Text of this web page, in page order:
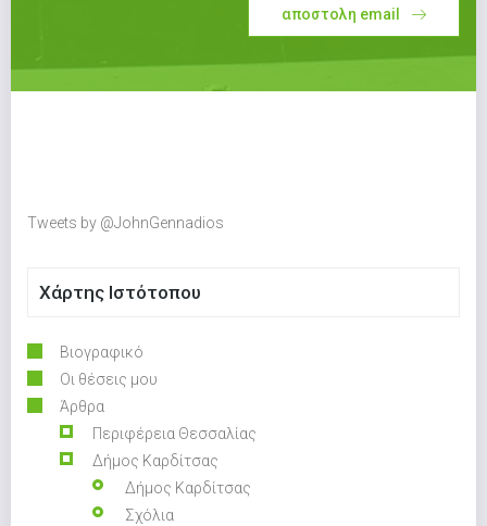
αποστολη email
Tweets by @JohnGennadios
Χάρτης Ιστότοπου
Βιογραφικό
Οι θέσεις μου
Άρθρα
Περιφέρεια Θεσσαλίας
Δήμος Καρδίτσας
Δήμος Καρδίτσας
Σχόλια